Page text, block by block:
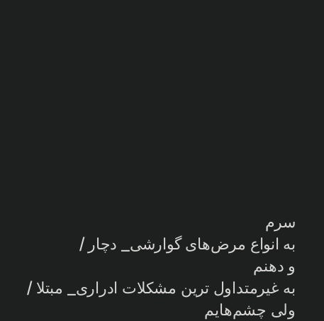
سرم
به انواع مرض‌های گوارشی_ دچار /
و دهنم
به غیرمتداول ترین مشکلات ادراری_ مبتلا /
ولی چشم‌هایم